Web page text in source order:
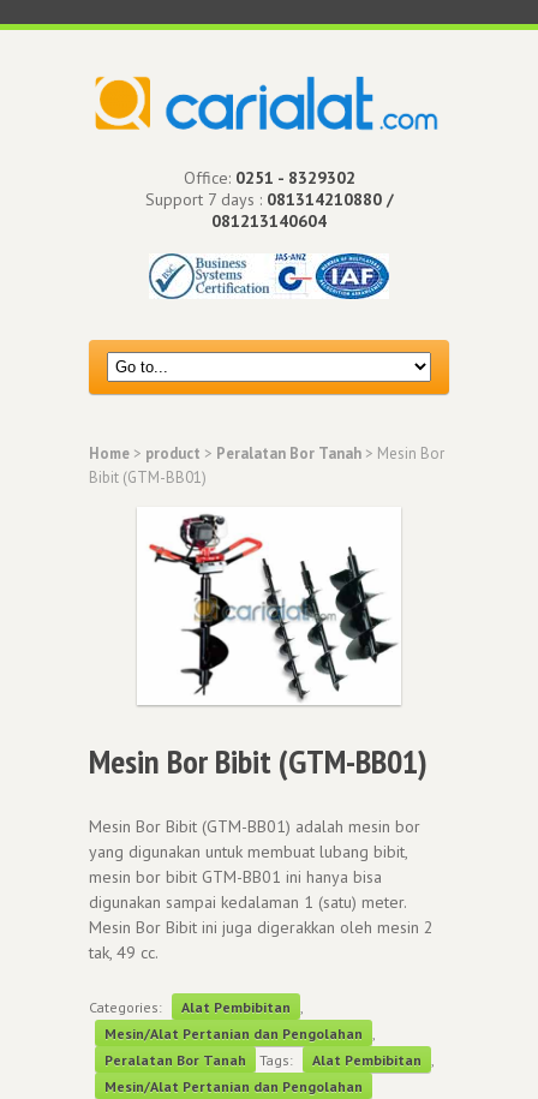
Office: 0251 - 8329302
Support 7 days : 081314210880 /
081213140604
Home > product > Peralatan Bor Tanah > Mesin Bor
Bibit (GTM-BB01)
Mesin Bor Bibit (GTM-BB01)
Mesin Bor Bibit (GTM-BB01) adalah mesin bor
yang digunakan untuk membuat lubang bibit,
mesin bor bibit GTM-BB01 ini hanya bisa
digunakan sampai kedalaman 1 (satu) meter.
Mesin Bor Bibit ini juga digerakkan oleh mesin 2
tak, 49 cc.
Categories: Alat Pembibitan
Mesin/Alat Pertanian dan Pengolahan
Peralatan Bor Tanah
Tags: Alat Pembibitan
Mesin/Alat Pertanian dan Pengolahan